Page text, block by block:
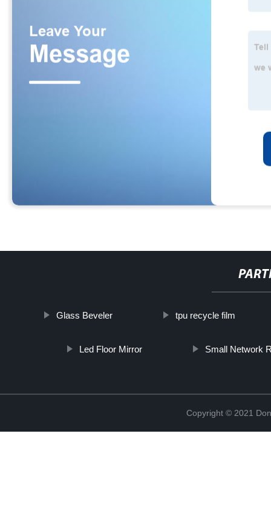
Glass Beveler tpu recycle film
Led Floor Mirror Small Network
Copyright © 2021